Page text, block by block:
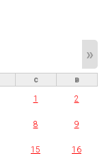
»
с
в
1
2
8 9
15 16